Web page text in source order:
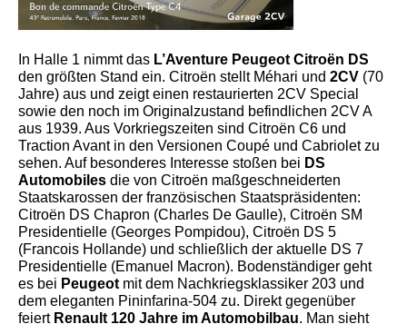
In Halle 1 nimmt das L’Aventure Peugeot Citroën DS
den größten Stand ein. Citroën stellt Méhari und 2CV (70
Jahre) aus und zeigt einen restaurierten 2CV Special
sowie den noch im Originalzustand befindlichen 2CV A
aus 1939. Aus Vorkriegszeiten sind Citroën C6 und
Traction Avant in den Versionen Coupé und Cabriolet zu
sehen. Auf besonderes Interesse stoßen bei DS
Automobiles die von Citroën maßgeschneiderten
Staatskarossen der französischen Staatspräsidenten:
Citroën DS Chapron (Charles De Gaulle), Citroën SM
Presidentielle (Georges Pompidou), Citroën DS 5
(Francois Hollande) und schließlich der aktuelle DS 7
Presidentielle (Emanuel Macron). Bodenständiger geht
es bei Peugeot mit dem Nachkriegsklassiker 203 und
dem eleganten Pininfarina-504 zu. Direkt gegenüber
feiert Renault 120 Jahre im Automobilbau. Man sieht